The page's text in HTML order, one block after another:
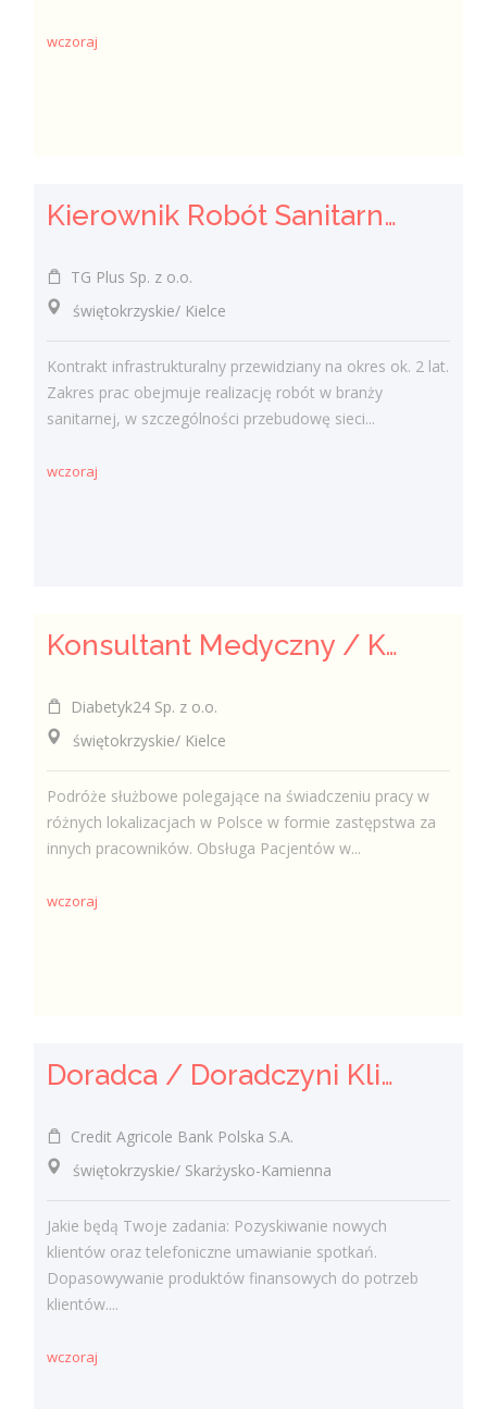
wczoraj
Kierownik Robót Sanitarnych
TG Plus Sp. z o.o.
świętokrzyskie/ Kielce
Kontrakt infrastrukturalny przewidziany na okres ok. 2 lat.
Zakres prac obejmuje realizację robót w branży
sanitarnej, w szczególności przebudowę sieci...
wczoraj
Konsultant Medyczny / Konsultantka Medyczna w sklepie medycznym (Fizjoterapeuta, Technik farmaceutyczny, Technik ortopeda)
Diabetyk24 Sp. z o.o.
świętokrzyskie/ Kielce
Podróże służbowe polegające na świadczeniu pracy w
różnych lokalizacjach w Polsce w formie zastępstwa za
innych pracowników. Obsługa Pacjentów w...
wczoraj
Doradca / Doradczyni Klienta
Credit Agricole Bank Polska S.A.
świętokrzyskie/ Skarżysko-Kamienna
Jakie będą Twoje zadania: Pozyskiwanie nowych
klientów oraz telefoniczne umawianie spotkań.
Dopasowywanie produktów finansowych do potrzeb
klientów....
wczoraj